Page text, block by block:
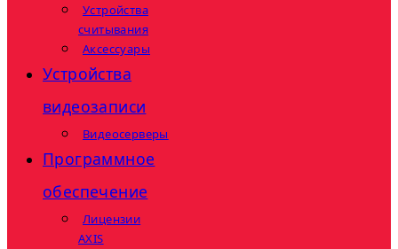
Устройства
считывания
Аксессуары
Устройства
видеозаписи
Видеосерверы
Программное
обеспечение
Лицензии
AXIS